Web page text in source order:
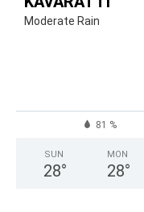
Moderate Rain
81 %
SUN
28°
MON
28°